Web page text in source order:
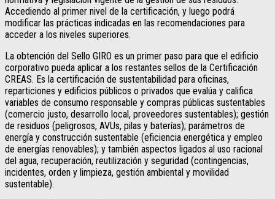
Accediendo al primer nivel de la certificación, y luego podrá
modificar las prácticas indicadas en las recomendaciones para
acceder a los niveles superiores.
La obtención del Sello GIRO es un primer paso para que el edificio
corporativo pueda aplicar a los restantes sellos de la Certificación
CREAS. Es la certificación de sustentabilidad para oficinas,
reparticiones y edificios públicos o privados que evalúa y califica
variables de consumo responsable y compras públicas sustentables
(comercio justo, desarrollo local, proveedores sustentables); gestión
de residuos (peligrosos, AVUs, pilas y baterías); parámetros de
energía y construcción sustentable (eficiencia energética y empleo
de energías renovables); y también aspectos ligados al uso racional
del agua, recuperación, reutilización y seguridad (contingencias,
incidentes, orden y limpieza, gestión ambiental y movilidad
sustentable).